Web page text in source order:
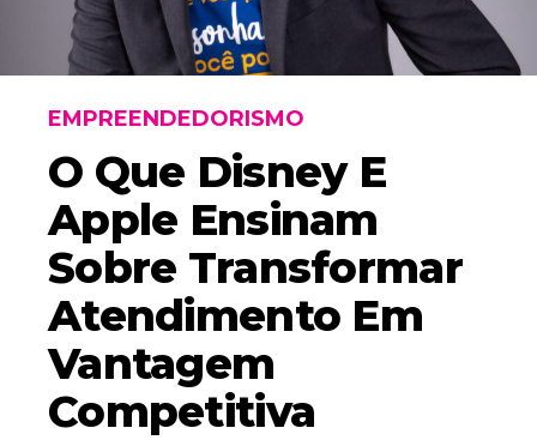
EMPREENDEDORISMO
O Que Disney E
Apple Ensinam
Sobre Transformar
Atendimento Em
Vantagem
Competitiva